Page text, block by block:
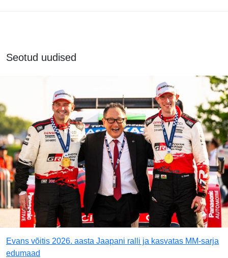
Seotud uudised
Evans võitis 2026. aasta Jaapani ralli ja kasvatas MM-sarja
edumaad